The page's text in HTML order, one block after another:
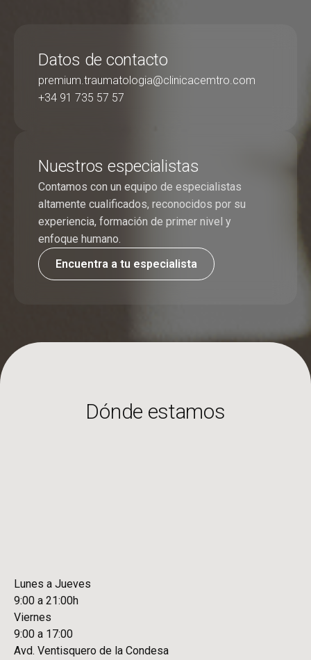
Datos de contacto
premium.traumatologia@clinicacemtro.com
+34 91 735 57 57
Nuestros especialistas
Contamos con un equipo de especialistas
altamente cualificados, reconocidos por su
experiencia, formación de primer nivel y
enfoque humano.
Encuentra a tu especialista
Dónde estamos
Lunes a Jueves
9:00 a 21:00h
Viernes
9:00 a 17:00
Avd. Ventisquero de la Condesa